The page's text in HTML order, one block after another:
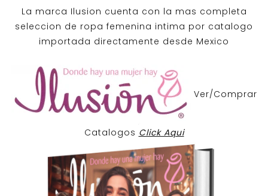
La marca Ilusion cuenta con la mas completa
seleccion de ropa femenina intima por catalogo
importada directamente desde Mexico
Ver/Comprar
Catalogos Click Aqui